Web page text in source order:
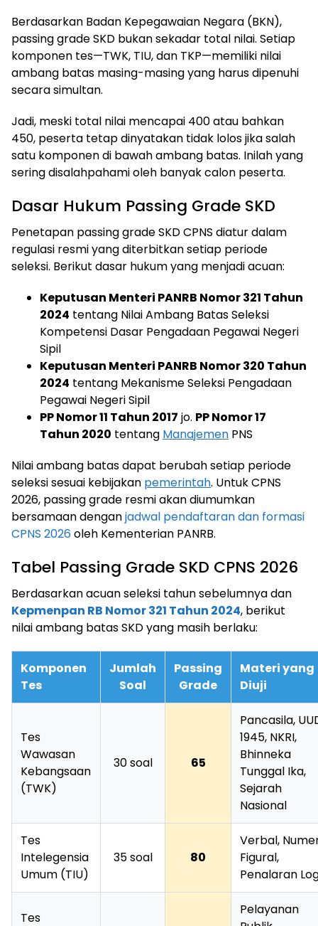
Berdasarkan Badan Kepegawaian Negara (BKN),
passing grade SKD bukan sekadar total nilai. Setiap
komponen tes—TWK, TIU, dan TKP—memiliki nilai
ambang batas masing-masing yang harus dipenuhi
secara simultan.
Jadi, meski total nilai mencapai 400 atau bahkan
450, peserta tetap dinyatakan tidak lolos jika salah
satu komponen di bawah ambang batas. Inilah yang
sering disalahpahami oleh banyak calon peserta.
Dasar Hukum Passing Grade SKD
Penetapan passing grade SKD CPNS diatur dalam
regulasi resmi yang diterbitkan setiap periode
seleksi. Berikut dasar hukum yang menjadi acuan:
Keputusan Menteri PANRB Nomor 321 Tahun
2024 tentang Nilai Ambang Batas Seleksi
Kompetensi Dasar Pengadaan Pegawai Negeri
Sipil
Keputusan Menteri PANRB Nomor 320 Tahun
2024 tentang Mekanisme Seleksi Pengadaan
Pegawai Negeri Sipil
PP Nomor 11 Tahun 2017 jo. PP Nomor 17
Tahun 2020 tentang Manajemen PNS
Nilai ambang batas dapat berubah setiap periode
seleksi sesuai kebijakan pemerintah. Untuk CPNS
2026, passing grade resmi akan diumumkan
bersamaan denganjadwal pendaftaran dan formasi
CPNS 2026 oleh Kementerian PANRB.
Tabel Passing Grade SKD CPNS 2026
Berdasarkan acuan seleksi tahun sebelumnya dan
Kepmenpan RB Nomor 321 Tahun 2024, berikut
nilai ambang batas SKD yang masih berlaku:
Komponen
Tes
Jumlah
Soal
Passing
Grade
Materi yang
Diuji
Tes
Wawasan
Kebangsaan
(TWK)
30 soal 65
Pancasila,
1945, NKRI,
Bhinneka
Tunggal Ika,
Sejarah
Nasional
Tes
Intelegensia
Umum (TIU)
35 soal 80
Verbal,
Figural,
Penalaran
Tes
Pelayanan